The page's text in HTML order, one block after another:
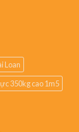
Loan
350kg cao 1m5